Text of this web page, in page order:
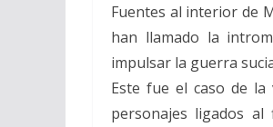
Fuentes al interior de
han llamado la
impulsar la guerra
Este fue el caso de
personajes ligados